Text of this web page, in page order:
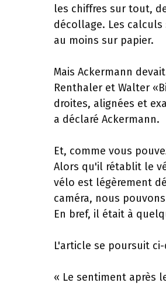
les chiffres sur tout,
décollage. Les
au moins sur papier.
Mais Ackermann
Renthaler et Walter
droites, alignées et
a déclaré Ackermann.
Et, comme vous
Alors qu'il rétablit le
vélo est légèrement
caméra, nous
En bref, il était à
L'article se poursuit
« Le sentiment après